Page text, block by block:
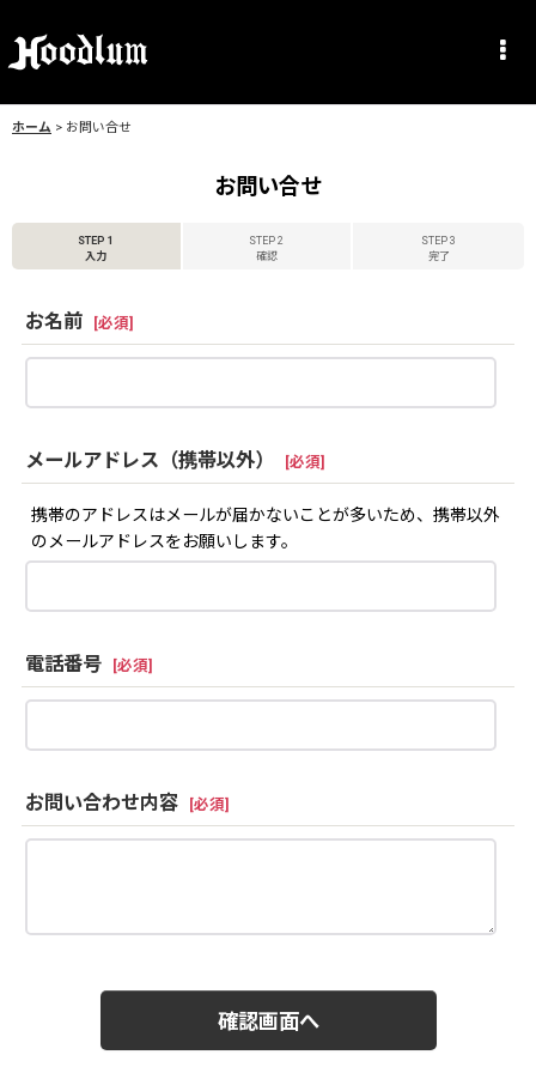
ホーム > お問い合せ
お問い合せ
STEP 1
入力
STEP 2
確認
STEP 3
完了
お名前 [必須]
メールアドレス（携帯以外） [必須]
携帯のアドレスはメールが届かないことが多いため、携帯以外
のメールアドレスをお願いします。
電話番号 [必須]
お問い合わせ内容 [必須]
確認画面へ